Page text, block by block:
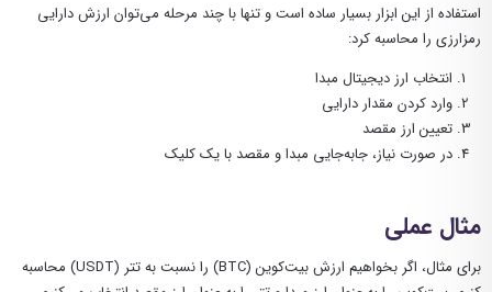
استفاده از این ابزار بسیار ساده است و تنها با چند مرحله می‌توان ارزش دارایی
رمزارزی را محاسبه کرد:
انتخاب ارز دیجیتال مبدا
وارد کردن مقدار دارایی
تعیین ارز مقصد
در صورت نیاز، جابه‌جایی مبدا و مقصد با یک کلیک
مثال عملی
برای مثال، اگر بخواهیم ارزش بیت‌کوین (BTC) را نسبت به تتر (USDT) محاسبه